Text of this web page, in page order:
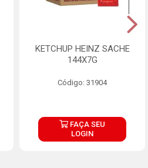
KETCHUP HEINZ SACHE
144X7G
Código: 31904
FAÇA SEU
LOGIN